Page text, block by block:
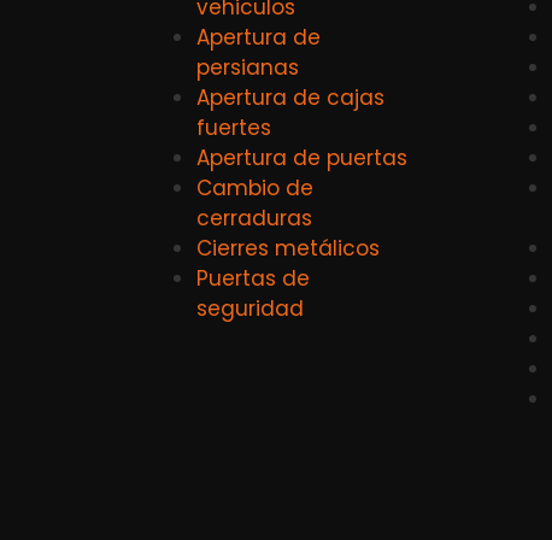
vehiculos
Apertura de
persianas
Apertura de cajas
fuertes
Apertura de puertas
Cambio de
cerraduras
Cierres metálicos
Puertas de
seguridad